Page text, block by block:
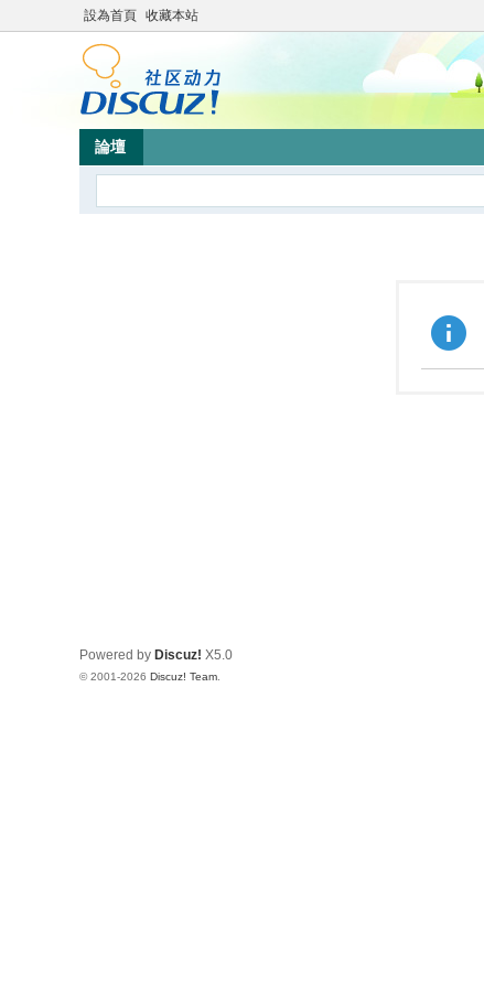
設為首頁 收藏本站
論壇
Powered by Discuz! X5.0
© 2001-2026 Discuz! Team